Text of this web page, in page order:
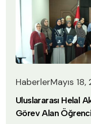
Haberler Mayıs
Uluslararası Helal Akreditasyon Kongresi’nde
Görev Alan